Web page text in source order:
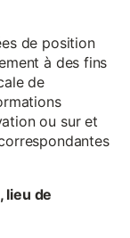
de position
à des fins
de
ou sur et
lieu de